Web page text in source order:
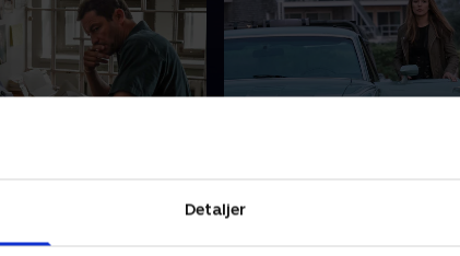
Detaljer
fra hemmeligheder i
Cole er i en umulig situation på grund